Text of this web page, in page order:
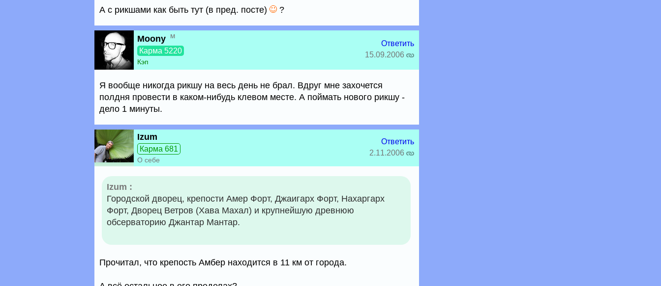
А с рикшами как быть тут (в пред. посте) ?
Moony м
Карма 5220
Кэп
Ответить
15.09.2006
Я вообще никогда рикшу на весь день не брал. Вдруг мне захочется
полдня провести в каком-нибудь клевом месте. А поймать нового рикшу -
дело 1 минуты.
Izum
Карма 681
О себе
Ответить
2.11.2006
Izum :
Городской дворец, крепости Амер Форт, Джаигарх Форт, Нахаргарх
Форт, Дворец Ветров (Хава Махал) и крупнейшую древнюю
обсерваторию Джантар Мантар.
Прочитал, что крепость Амбер находится в 11 км от города.